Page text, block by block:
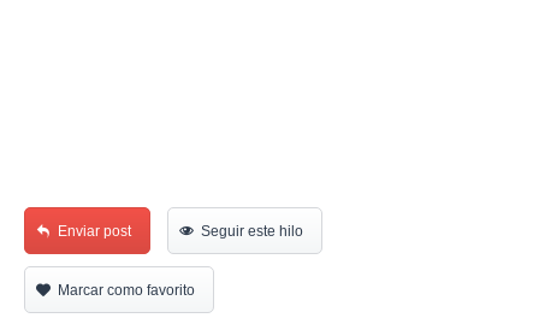
Enviar post Seguir este hilo
Marcar como favorito